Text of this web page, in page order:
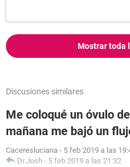
Mostrar toda
Discusiones similares
Me coloqué un óvulo
mañana me bajó un
Caceresluciana - 5 feb 2019 a las
Dr.Josh - 5 feb 2019 a las 21:32